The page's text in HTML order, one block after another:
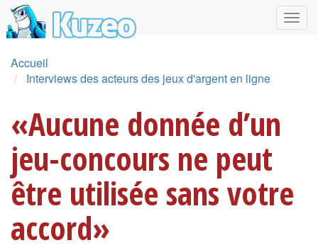
Accueil
Interviews des acteurs des jeux d'argent en ligne
«Aucune donnée d’un
jeu-concours ne peut
être utilisée sans votre
accord»